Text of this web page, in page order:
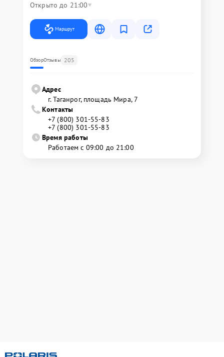
Открыто до 21:00
Маршрут
ОбзорОтзывы 205
Адрес
г. Таганрог, площадь Мира, 7
Контакты
+7 (800) 301-55-83
+7 (800) 301-55-83
Время работы
Работаем с 09:00 до 21:00